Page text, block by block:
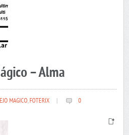
– Alma
MAGICO,FOTERIX 0